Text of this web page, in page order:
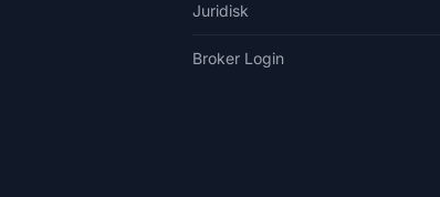
Juridisk
Broker Login